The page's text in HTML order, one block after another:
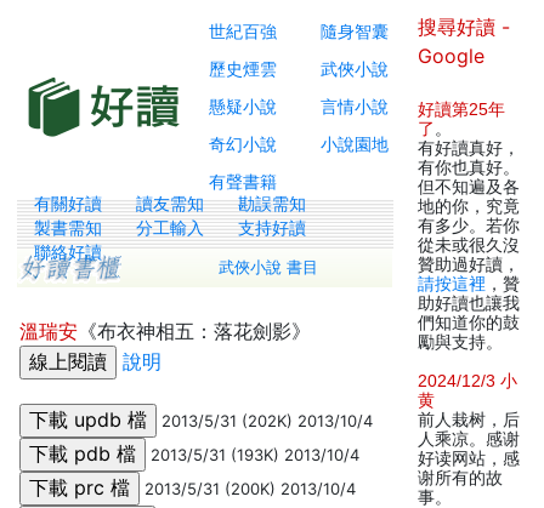
世紀百強
隨身智囊
歷史煙雲
武俠小說
懸疑小說
言情小說
奇幻小說
小說園地
有聲書籍
有關好讀 讀友需知
勘誤需知
製書需知
分工輸入
支持好讀
聯絡好讀
武俠小說 書目
溫瑞安 《布衣神相五：落花劍影》
說明
2013/5/31 (202K) 2013/10/4
2013/5/31 (193K) 2013/10/4
2013/5/31 (200K) 2013/10/4
搜尋好讀 -
Google
好讀第25年
了 。
有好讀真好，
有你也真好。
但不知遍及各
地的你，究竟
有多少。若你
從未或很久沒
贊助過好讀，
請按這裡 ，贊
助好讀也讓我
們知道你的鼓
勵與支持。
2024/12/3 小
黄
前人栽树，后
人乘凉。感谢
好读网站，感
谢所有的故
事。